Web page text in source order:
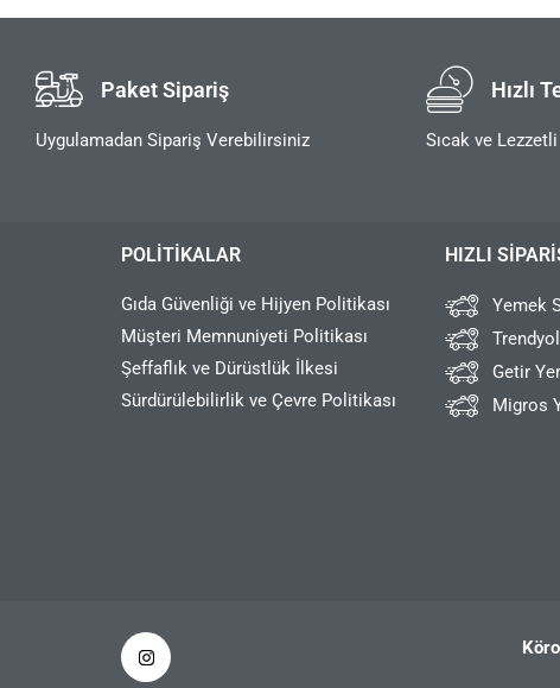
Paket Sipariş
Uygulamadan Sipariş Verebilirsiniz
Hızlı
Sıcak ve
POLITIKALAR
Gıda Güvenliği ve Hijyen Politikası
Müşteri Memnuniyeti Politikası
Şeffaflık ve Dürüstlük İlkesi
Sürdürülebilirlik ve Çevre Politikası
HIZLI
Yemek
Getir
Migros